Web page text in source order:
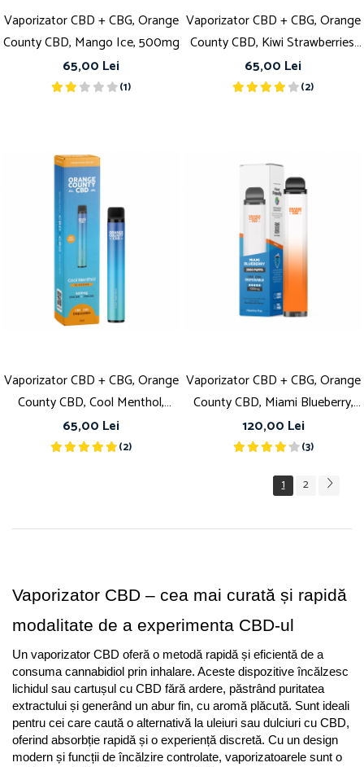
Vaporizator CBD + CBG, Orange
County CBD, Mango Ice, 500mg
65,00 Lei
(1)
Vaporizator CBD + CBG, Orange
County CBD, Kiwi Strawberries,
500mg
65,00 Lei
(2)
Vaporizator CBD + CBG, Orange
County CBD, Cool Menthol,
500mg
65,00 Lei
(2)
Vaporizator CBD + CBG, Orange
County CBD, Miami Blueberry,
1000mg
120,00 Lei
(3)
1 2
Vaporizator CBD – cea mai curată și rapidă
modalitate de a experimenta CBD-ul
Un vaporizator CBD oferă o metodă rapidă și eficientă de a
consuma cannabidiol prin inhalare. Aceste dispozitive încălzesc
lichidul sau cartușul cu CBD fără ardere, păstrând puritatea
extractului și generând un abur fin, cu aromă plăcută. Sunt ideali
pentru cei care caută o alternativă la uleiuri sau dulciuri cu CBD,
oferind absorbție rapidă și o experiență discretă. Cu un design
modern și funcții de încălzire controlate, vaporizatoarele sunt o